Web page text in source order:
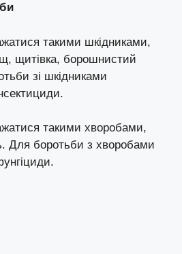
такими шкідниками,
щитівка, борошнистий
зі шкідниками
такими хворобами,
Для боротьби з хворобами